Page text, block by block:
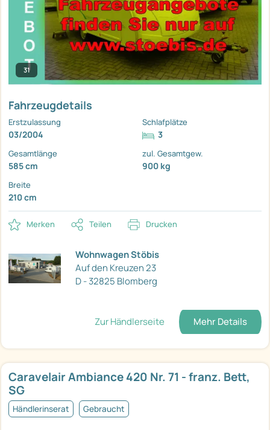
31
Fahrzeugdetails
Erstzulassung
03/2004
Schlafplätze
3
Gesamtlänge
585 cm
zul. Gesamtgew.
900 kg
Breite
210 cm
Merken Teilen Drucken
Wohnwagen Stöbis
Auf den Kreuzen 23
D - 32825 Blomberg
Zur Händlerseite Mehr Details
Caravelair Ambiance 420 Nr. 71 - franz. Bett,
SG
Händlerinserat Gebraucht